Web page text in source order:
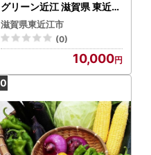
グリーン近江 滋賀県 東近江
市 A14 新鮮 旬 詰め合わせ
産地直送 有機野菜 厳選 お
取り寄せ
滋賀県東近江市
(0)
10,000